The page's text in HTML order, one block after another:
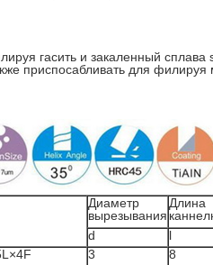
гасить и закаленный
приспосабливать для филируя
Диаметр
вырезывания
Длина
d l
3 8